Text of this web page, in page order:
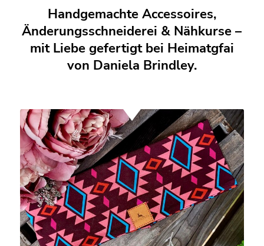
Handgemachte Accessoires,
Änderungsschneiderei & Nähkurse –
mit Liebe gefertigt bei Heimatgfai
von Daniela Brindley.